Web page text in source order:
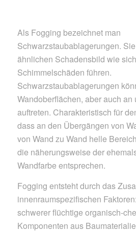
Als Fogging bezeichnet man
Schwarzstaubablagerungen.
ähnlichen Schadensbild wie
Schimmelschäden führen.
Schwarzstaubablagerungen
Wandoberflächen, aber auch an
auftreten. Charakteristisch für
dass an den Übergängen von
von Wand zu Wand helle
die näherungsweise der
Wandfarbe entsprechen.
Fogging entsteht durch das
innenraumspezifischen
schwerer flüchtige organisch-
Komponenten aus